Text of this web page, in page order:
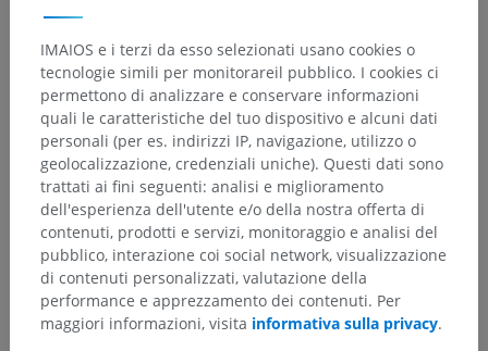
IMAIOS e i terzi da esso selezionati usano cookies o
tecnologie simili per monitorareil pubblico. I cookies ci
permettono di analizzare e conservare informazioni
quali le caratteristiche del tuo dispositivo e alcuni dati
personali (per es. indirizzi IP, navigazione, utilizzo o
geolocalizzazione, credenziali uniche). Questi dati sono
trattati ai fini seguenti: analisi e miglioramento
dell'esperienza dell'utente e/o della nostra offerta di
contenuti, prodotti e servizi, monitoraggio e analisi del
pubblico, interazione coi social network, visualizzazione
di contenuti personalizzati, valutazione della
performance e apprezzamento dei contenuti. Per
maggiori informazioni, visita informativa sulla privacy.